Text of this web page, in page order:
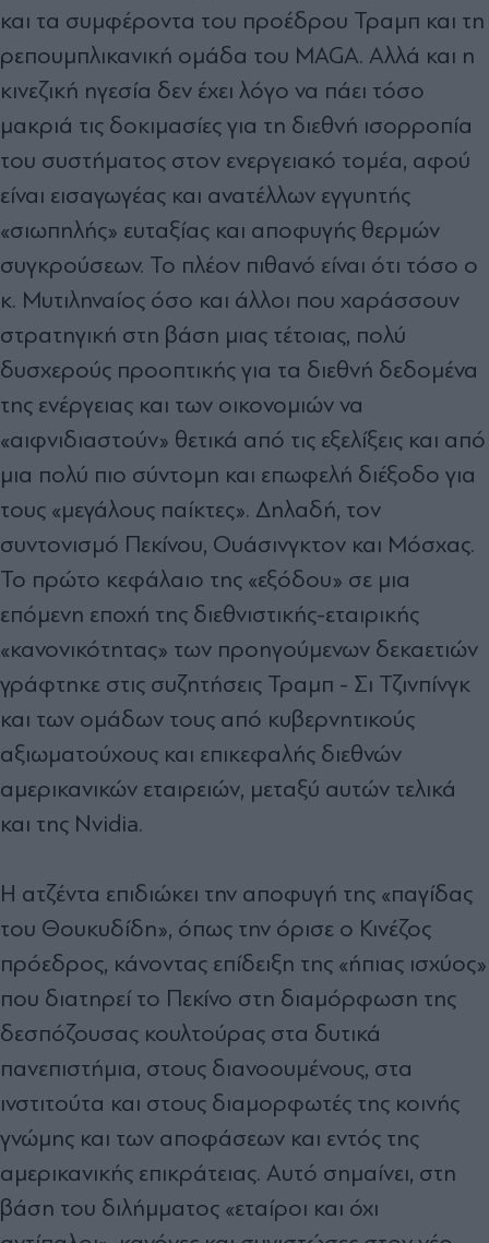
και τα συµφέροντα του προέδρου Τραµπ και τη
ρεπουµπλικανική οµάδα του MAGA. Αλλά και η
κινεζική ηγεσία δεν έχει λόγο να πάει τόσο
µακριά τις δοκιµασίες για τη διεθνή ισορροπία
του συστήµατος στον ενεργειακό τοµέα, αφού
είναι εισαγωγέας και ανατέλλων εγγυητής
«σιωπηλής» ευταξίας και αποφυγής θερµών
συγκρούσεων. Το πλέον πιθανό είναι ότι τόσο ο
κ. Μυτιληναίος όσο και άλλοι που χαράσσουν
στρατηγική στη βάση µιας τέτοιας, πολύ
δυσχερούς προοπτικής για τα διεθνή δεδοµένα
της ενέργειας και των οικονοµιών να
«αιφνιδιαστούν» θετικά από τις εξελίξεις και από
µια πολύ πιο σύντοµη και επωφελή διέξοδο για
τους «µεγάλους παίκτες». ∆ηλαδή, τον
συντονισµό Πεκίνου, Ουάσινγκτον και Μόσχας.
Το πρώτο κεφάλαιο της «εξόδου» σε µια
επόµενη εποχή της διεθνιστικής-εταιρικής
«κανονικότητας» των προηγούµενων δεκαετιών
γράφτηκε στις συζητήσεις Τραµπ - Σι Τζινπίνγκ
και των οµάδων τους από κυβερνητικούς
αξιωµατούχους και επικεφαλής διεθνών
αµερικανικών εταιρειών, µεταξύ αυτών τελικά
και της Nvidia.
Η ατζέντα επιδιώκει την αποφυγή της «παγίδας
του Θουκυδίδη», όπως την όρισε ο Κινέζος
πρόεδρος, κάνοντας επίδειξη της «ήπιας ισχύος»
που διατηρεί το Πεκίνο στη διαµόρφωση της
δεσπόζουσας κουλτούρας στα δυτικά
πανεπιστήµια, στους διανοουµένους, στα
ινστιτούτα και στους διαµορφωτές της κοινής
γνώµης και των αποφάσεων και εντός της
αµερικανικής επικράτειας. Αυτό σηµαίνει, στη
βάση του διλήµµατος «εταίροι και όχι